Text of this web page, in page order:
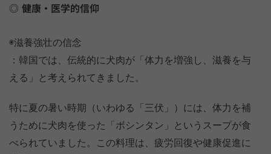
健康・医学的信仰
◉滋養強壮の信念
：韓国では、伝統的に犬肉が「体力を増強し、滋養を与
える」と考えられてきました。
特に夏の暑い時期（いわゆる「三伏」）には、体力を補
うために犬肉を使った「ボシンタン」というスープが食
べられていました。この料理は、疲労回復や健康促進に